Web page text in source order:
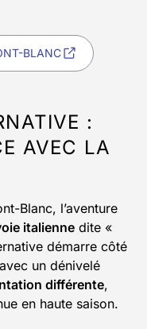
BLANC
:
AVEC LA
Blanc, l’aventure
italienne dite «
démarre côté
un dénivelé
différente,
en haute saison.